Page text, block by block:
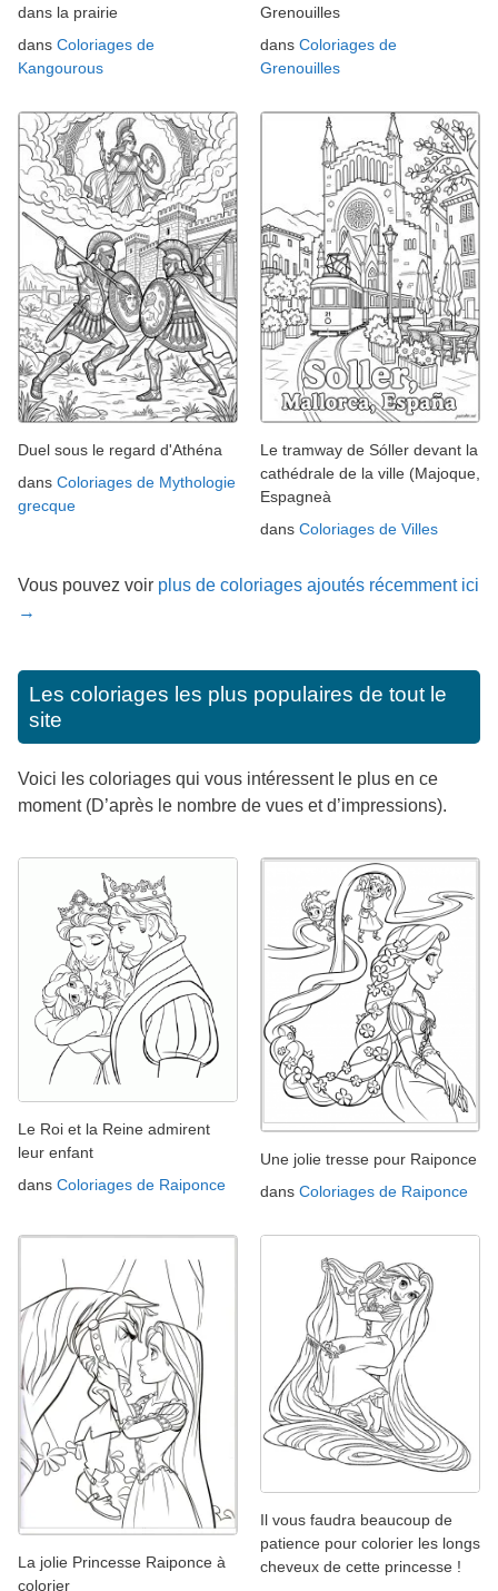
dans la prairie
dans Coloriages de
Kangourous
Grenouilles
dans Coloriages de
Grenouilles
Duel sous le regard d'Athéna
dans Coloriages de Mythologie
grecque
Le tramway de Sóller devant la
cathédrale de la ville (Majoque,
Espagneà
dans Coloriages de Villes
Vous pouvez voir plus de coloriages ajoutés récemment ici
→
Les coloriages les plus populaires de tout le
site
Voici les coloriages qui vous intéressent le plus en ce
moment (D’après le nombre de vues et d’impressions).
Le Roi et la Reine admirent
leur enfant
dans Coloriages de Raiponce
Une jolie tresse pour Raiponce
dans Coloriages de Raiponce
La jolie Princesse Raiponce à
colorier
Il vous faudra beaucoup de
patience pour colorier les longs
cheveux de cette princesse !